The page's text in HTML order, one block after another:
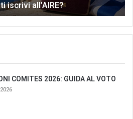
iscrivi all’AIRE?
COMITES 2026: GUIDA AL VOTO